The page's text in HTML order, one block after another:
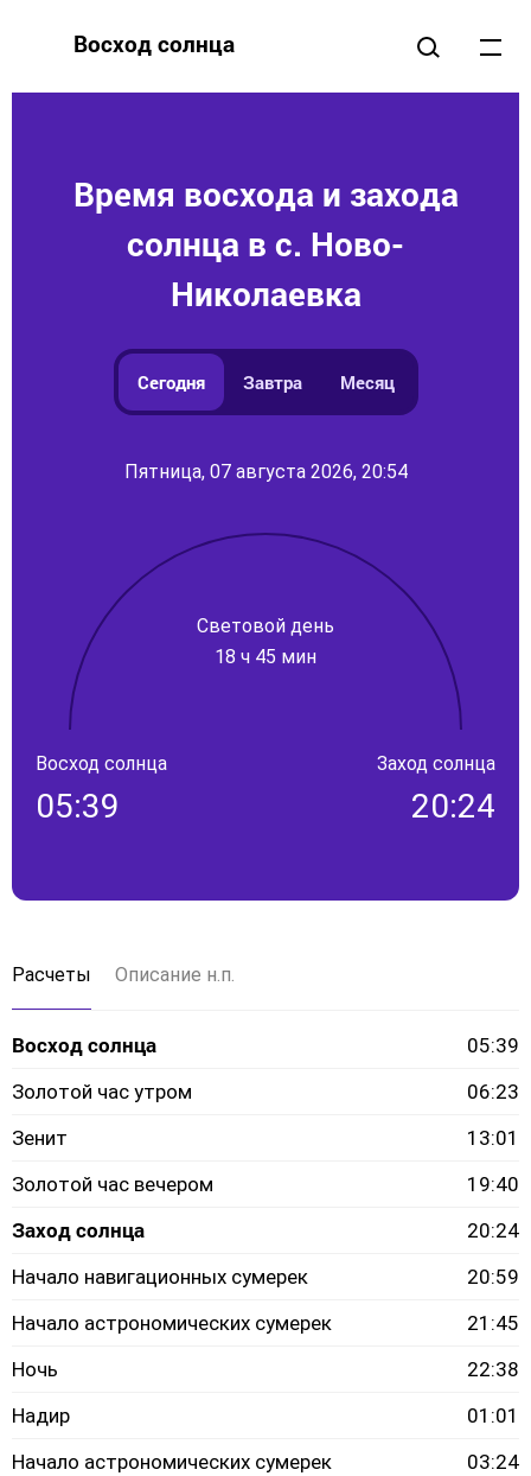
Восход солнца
Время восхода и захода
солнца в с. Ново-
Николаевка
Сегодня Завтра Месяц
Пятница, 07 августа 2026, 20:54
Световой день
18 ч 45 мин
Восход солнца
05:39
Заход солнца
20:24
Расчеты Описание н.п.
Восход солнца
05:39
Золотой час утром
06:23
Зенит
13:01
Золотой час вечером
19:40
Заход солнца
20:24
Начало навигационных сумерек
20:59
Начало астрономических сумерек
21:45
Ночь
22:38
Надир
01:01
Начало астрономических сумерек
03:24